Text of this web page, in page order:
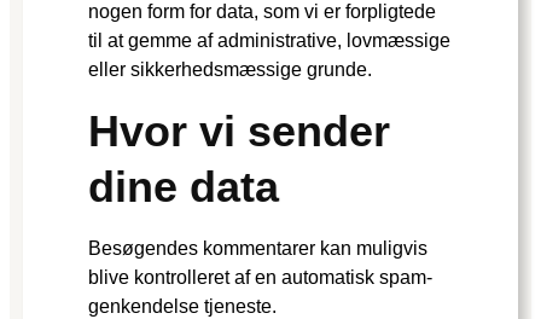
nogen form for data, som vi er forpligtede
til at gemme af administrative, lovmæssige
eller sikkerhedsmæssige grunde.
Hvor vi sender
dine data
Besøgendes kommentarer kan muligvis
blive kontrolleret af en automatisk spam-
genkendelse tjeneste.